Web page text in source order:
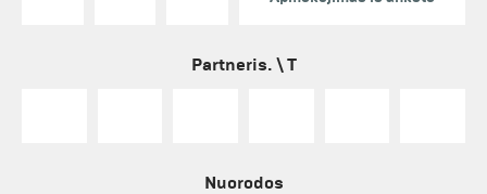
Partneris. \ T
Nuorodos